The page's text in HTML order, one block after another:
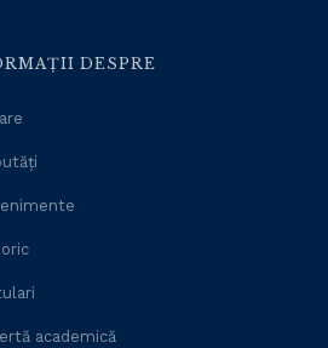
DESPRE
academică